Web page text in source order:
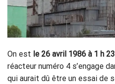
On est le 26 avril 1986 à 1 h
réacteur numéro 4 s’engage
qui aurait dû être un essai de